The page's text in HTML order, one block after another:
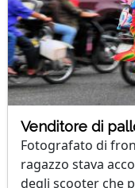
Venditore di
Fotografato di
ragazzo stava
degli scooter che